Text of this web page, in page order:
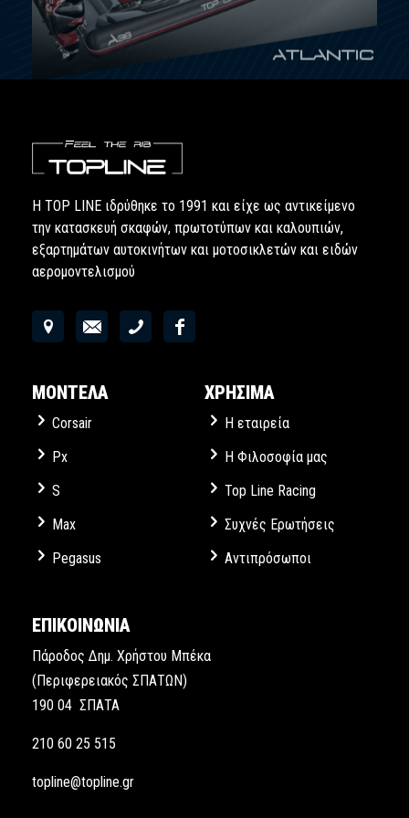
Η TOP LINE ιδρύθηκε το 1991 και είχε ως αντικείμενο
την κατασκευή σκαφών, πρωτοτύπων και καλουπιών,
εξαρτημάτων αυτοκινήτων και μοτοσικλετών και ειδών
αερομοντελισμού
ΜΟΝΤΕΛΑ ΧΡΗΣΙΜΑ
Corsair
Px
S
Max
Pegasus
Η εταιρεία
Η Φιλοσοφία μας
Top Line Racing
Συχνές Ερωτήσεις
Αντιπρόσωποι
ΕΠΙΚΟΙΝΩΝΙΑ
Πάροδος Δημ. Χρήστου Μπέκα
(Περιφερειακός ΣΠΑΤΩΝ)
190 04 ΣΠΑΤΑ
210 60 25 515
topline@topline.gr